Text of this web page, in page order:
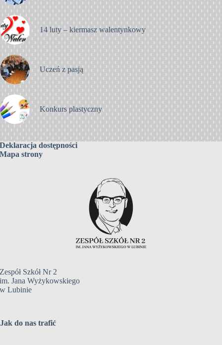
14 luty – kiermasz walentynkowy
Uczeń z pasją
Konkurs plastyczny
Deklaracja dostępności
Mapa strony
Zespół Szkół Nr 2
im. Jana Wyżykowskiego
w Lubinie
Jak do nas trafić